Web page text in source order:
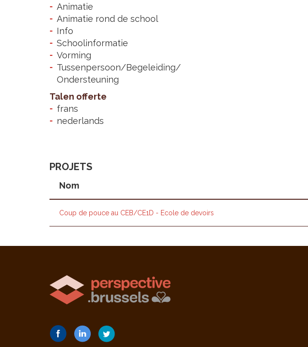
Animatie
Animatie rond de school
Info
Schoolinformatie
Vorming
Tussenpersoon/Begeleiding/
Ondersteuning
Talen offerte
frans
nederlands
PROJETS
Nom
Coup de pouce au CEB/CE1D - Ecole de devoirs